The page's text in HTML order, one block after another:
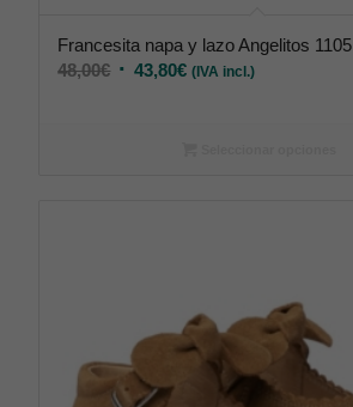
Francesita napa y lazo Angelitos 1105
48,00€ 43,80€ (IVA incl.)